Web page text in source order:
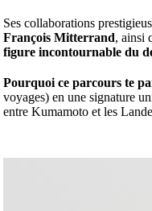
Ses collaborations
François Mitterrand, ainsi
figure incontournable du
Pourquoi ce parcours te
voyages) en une signature
entre Kumamoto et les